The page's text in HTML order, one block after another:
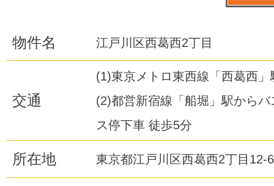
物件名 江戸川区西葛西2丁目
交通
(1)東京メトロ東西線「西葛西
(2)都営新宿線「船堀」駅から
ス停下車 徒歩5分
所在地 東京都江戸川区西葛西2丁目12-6